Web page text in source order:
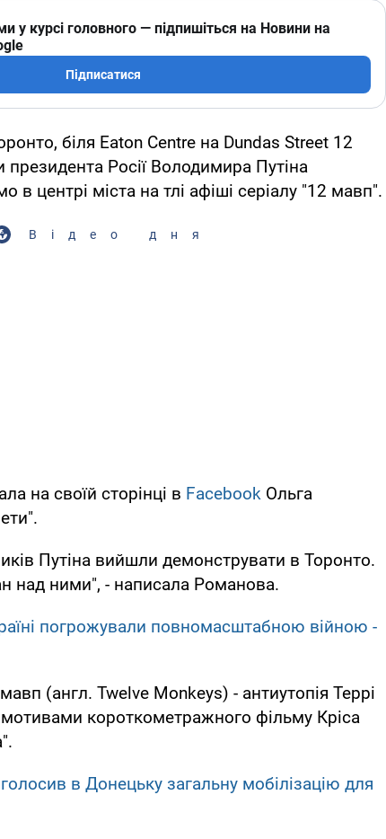
у курсі головного — підпишіться на Новини на
Підписатися
біля Eaton Centre на Dundas Street 12
президента Росії Володимира Путіна
в центрі міста на тлі афіші серіалу "12 мавп".
Відео дня
на своїй сторінці в Facebook Ольга
Путіна вийшли демонструвати в Торонто.
над ними", - написала Романова.
погрожували повномасштабною війною -
(англ. Twelve Monkeys) - антиутопія Террі
мотивами короткометражного фільму Кріса
в Донецьку загальну мобілізацію для